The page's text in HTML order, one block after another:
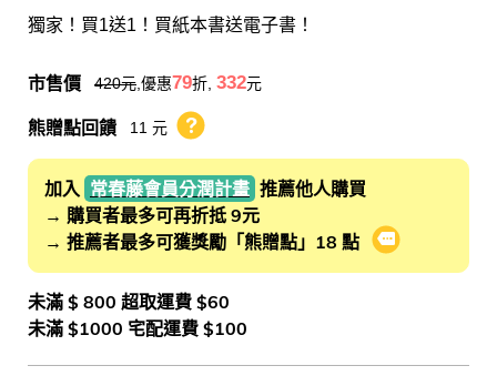
獨家！買1送1！買紙本書送電子書！
市售價 420元 ,優惠79折, 332元
熊贈點回饋 11 元 熊贈點回饋辦法
加入 常春藤會員分潤計畫 推薦他人購買
→ 購買者最多可再折抵 9元
→ 推薦者最多可獲獎勵「熊贈點」18 點
會員推薦分潤
未滿 $ 800 超取運費 $60
未滿 $1000 宅配運費 $100